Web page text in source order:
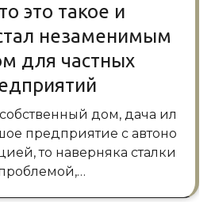
это такое и
незаменимым
для частных
предприятие с автоно
то наверняка сталки